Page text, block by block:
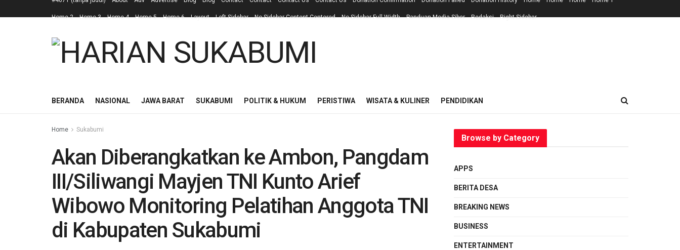
Home 2 Home 3 Home 4 Home 5 Home 6 Layout Left Sidebar No Sidebar Content Centered No Sidebar Full Width Panduan Media Siber Redaksi Right Sidebar
BERANDA NASIONAL JAWA BARAT SUKABUMI POLITIK & HUKUM PERISTIWA WISATA & KULINER PENDIDIKAN
Home Sukabumi
Akan Diberangkatkan ke Ambon, Pangdam
III/Siliwangi Mayjen TNI Kunto Arief
Wibowo Monitoring Pelatihan Anggota TNI
di Kabupaten Sukabumi
Browse by Category
APPS
BERITA DESA
BREAKING NEWS
BUSINESS
ENTERTAINMENT